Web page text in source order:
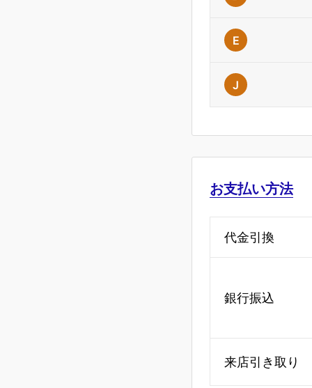
E
J
お支払い方法
代金引換
銀行振込
来店引き取り